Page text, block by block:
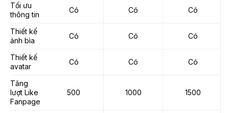
Tối ưu
thông tin
Có Có Có
Thiết kế
ảnh bìa
Có Có Có
Thiết kế
avatar
Có Có Có
Tăng
lượt Like
Fanpage
500 1000 1500